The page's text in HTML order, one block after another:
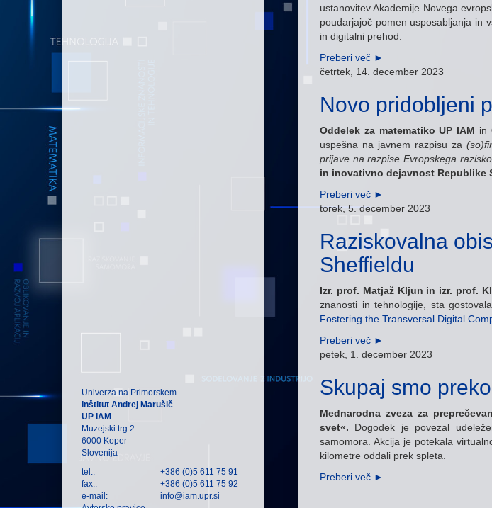
ustanovitev Akademije Novega
poudarjajoč pomen usposabljanja in
in digitalni prehod.
Preberi več ►
četrtek, 14. december 2023
Novo pridobljeni
Oddelek za matematiko UP IAM in
uspešna na javnem razpisu za
prijave na razpise Evropskega
in inovativno dejavnost Republike
Preberi več ►
torek, 5. december 2023
Raziskovalna
Sheffieldu
Izr. prof. Matjaž Kljun in izr. prof.
znanosti in tehnologije, sta
Fostering the Transversal Digital
Preberi več ►
petek, 1. december 2023
Skupaj smo
Mednarodna zveza za
svet«. Dogodek je povezal
samomora. Akcija je potekala
kilometre oddali prek spleta.
Preberi več ►
Univerza na Primorskem
Inštitut Andrej Marušič
UP IAM
Muzejski trg 2
6000 Koper
Slovenija
tel.:
+386 (0)5 611 75 91
fax.:
+386 (0)5 611 75 92
e-mail:
info@iam.upr.si